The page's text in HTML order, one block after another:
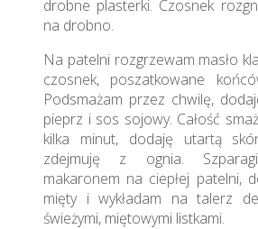
drobne plasterki. Czosnek
na drobno.
Na patelni rozgrzewam masło
czosnek, poszatkowane
Podsmażam przez chwilę,
pieprz i sos sojowy. Całość
kilka minut, dodaję utartą
zdejmuję z ognia.
makaronem na ciepłej patelni,
mięty i wykładam na talerz
świeżymi, miętowymi listkami.